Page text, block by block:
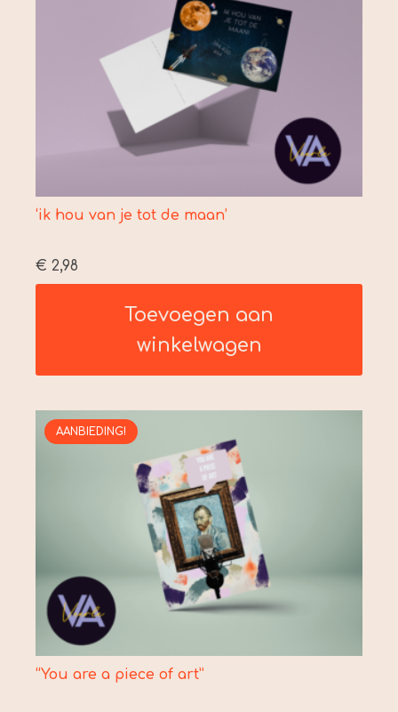
‘ik hou van je tot de maan’
€ 2,98
Toevoegen aan
winkelwagen
AANBIEDING!
“You are a piece of art”